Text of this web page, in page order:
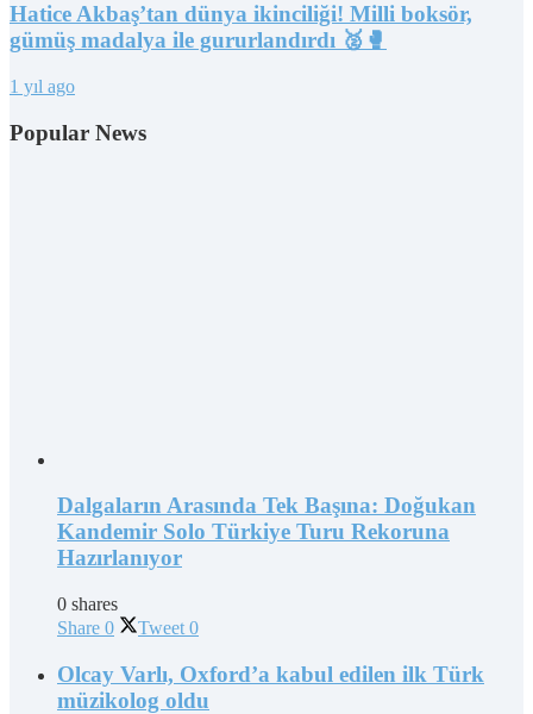
Hatice Akbaş’tan dünya ikinciliği! Milli boksör,
gümüş madalya ile gururlandırdı 🥈🥊
1 yıl ago
Popular News
Dalgaların Arasında Tek Başına: Doğukan
Kandemir Solo Türkiye Turu Rekoruna
Hazırlanıyor
0 shares
Share 0 Tweet 0
Olcay Varlı, Oxford’a kabul edilen ilk Türk
müzikolog oldu